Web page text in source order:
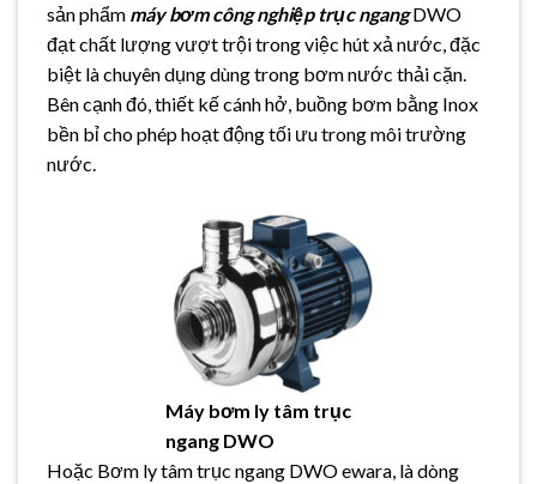
sản phẩm máy bơm công nghiệp trục ngangDWO
đạt chất lượng vượt trội trong việc hút xả nước, đặc
biệt là chuyên dụng dùng trong bơm nước thải cặn.
Bên cạnh đó, thiết kế cánh hở, buồng bơm bằng Inox
bền bỉ cho phép hoạt động tối ưu trong môi trường
nước.
Máy bơm ly tâm trục
ngang DWO
Hoặc Bơm ly tâm trục ngang DWO ewara, là dòng